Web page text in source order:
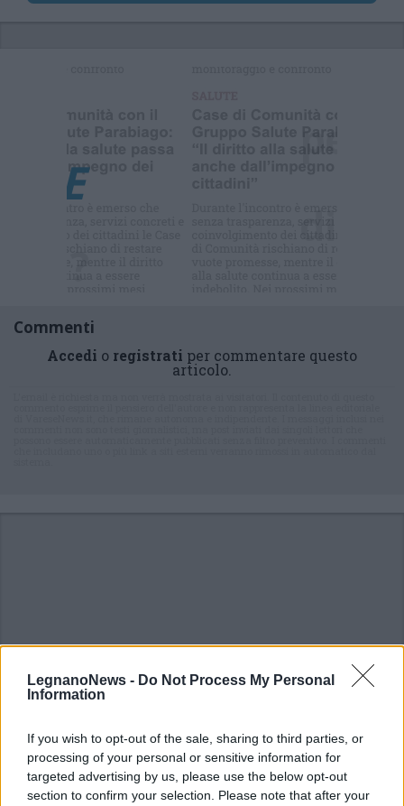
LegnanoNews - Do Not Process My Personal
Information
If you wish to opt-out of the sale, sharing to third parties, or
processing of your personal or sensitive information for
targeted advertising by us, please use the below opt-out
section to confirm your selection. Please note that after your
Commenti
Accedi o registrati per commentare questo
articolo.
DALLA HOME